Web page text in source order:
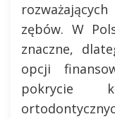
zębów. W
znaczne,
opcji
pokrycie